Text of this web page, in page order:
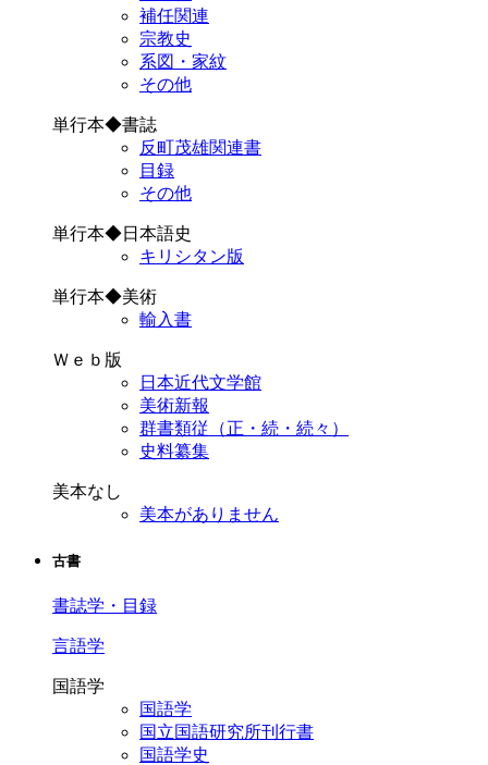
補任関連
宗教史
系図・家紋
その他
単行本◆書誌
反町茂雄関連書
目録
その他
単行本◆日本語史
キリシタン版
単行本◆美術
輸入書
Ｗｅｂ版
日本近代文学館
美術新報
群書類従（正・続・続々）
史料纂集
美本なし
美本がありません
古書
書誌学・目録
言語学
国語学
国語学
国立国語研究所刊行書
国語学史